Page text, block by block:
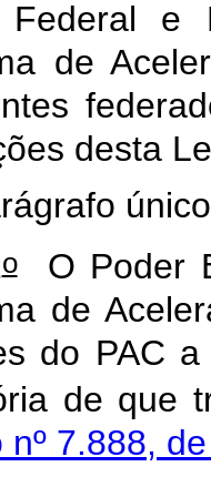
Federal e
de
desta
oO Poder
de
do PAC
de que
nº 7.888,